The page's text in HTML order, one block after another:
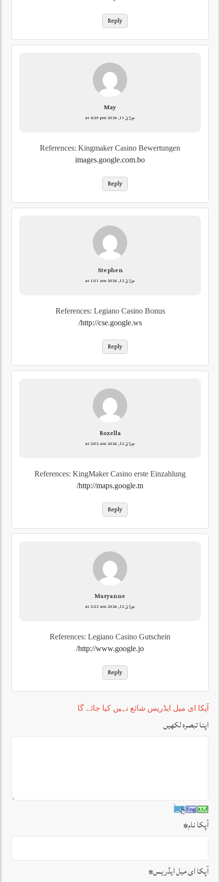
Reply
May
جولائ 11, 2026 at 4:29 pm
References: Kingmaker Casino Bewertungen
images.google.com.bo
Reply
Stephen
جولائ 12, 2026 at 1:51 am
References: Legiano Casino Bonus
http://cse.google.ws/
Reply
Rozella
جولائ 12, 2026 at 2:02 am
References: KingMaker Casino erste Einzahlung
http://maps.google.tn/
Reply
Maryanne
جولائ 12, 2026 at 2:23 am
References: Legiano Casino Gutschein
http://www.google.jo/
Reply
آپکا ای میل ایڈریس شائع نہیں کیا جائے گا
اپنا تبصرہ لکھیں
آپکا نام*
آپکا ای میل ایڈریس*